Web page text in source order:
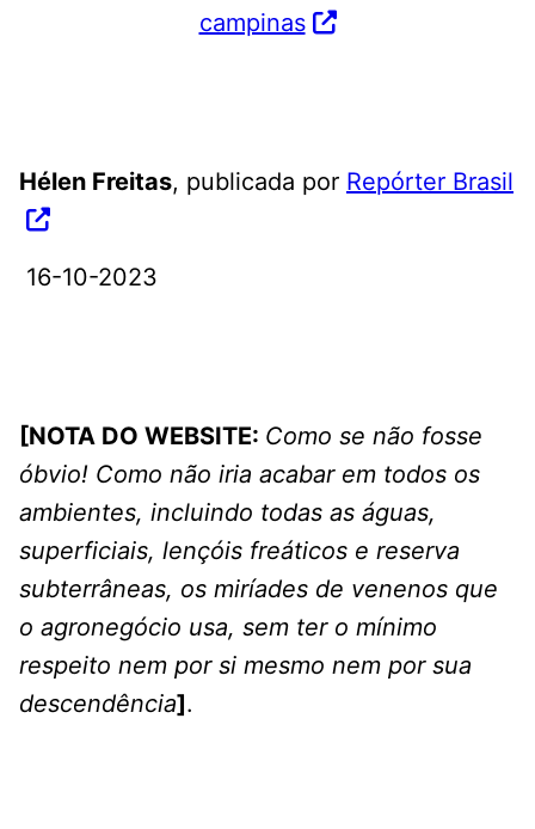
campinas
Hélen Freitas, publicada por Repórter Brasil
16-10-2023
[NOTA DO WEBSITE: Como se não fosse
óbvio! Como não iria acabar em todos os
ambientes, incluindo todas as águas,
superficiais, lençóis freáticos e reserva
subterrâneas, os miríades de venenos que
o agronegócio usa, sem ter o mínimo
respeito nem por si mesmo nem por sua
descendência].